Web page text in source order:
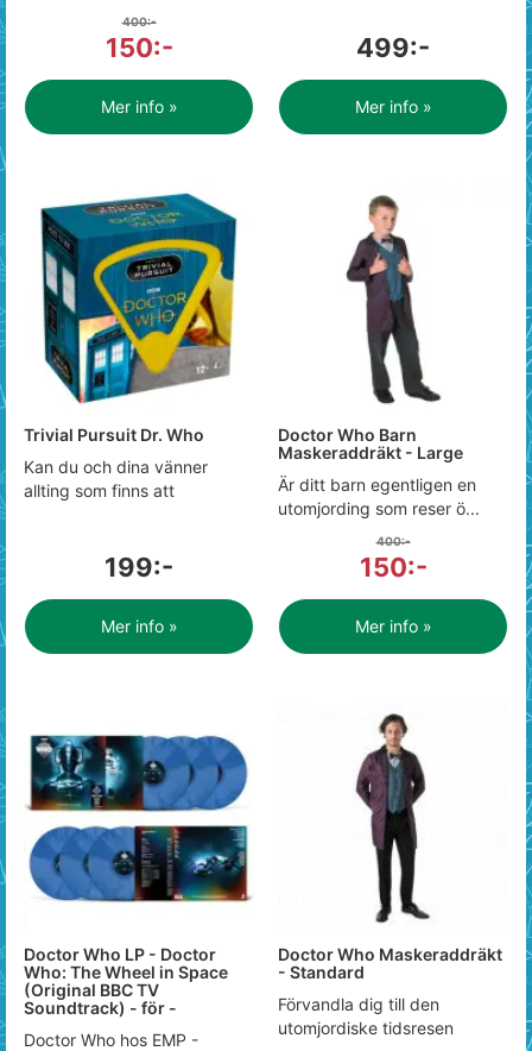
400:-
150:-
Mer info »
499:-
Mer info »
Trivial Pursuit Dr. Who
Kan du och dina vänner
allting som finns att
199:-
Mer info »
Doctor Who Barn
Maskeraddräkt - Large
Är ditt barn egentligen en
utomjording som reser ö...
400:-
150:-
Mer info »
Doctor Who LP - Doctor
Who: The Wheel in Space
(Original BBC TV
Soundtrack) - för -
Doctor Who hos EMP -
Doctor Who Maskeraddräkt
- Standard
Förvandla dig till den
utomjordiske tidsresen